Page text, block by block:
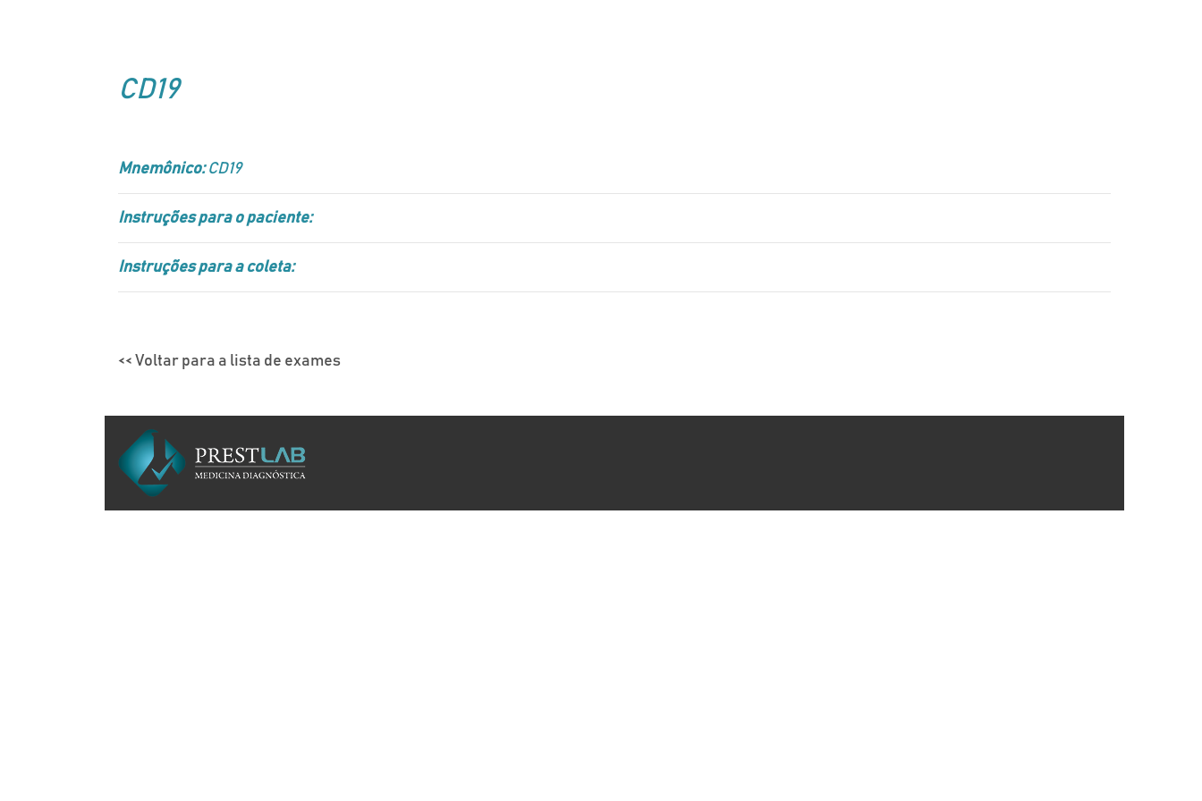
CD19
Mnemônico:CD19
Instruções para o paciente:
Instruções para a coleta:
<< Voltar para a lista de exames